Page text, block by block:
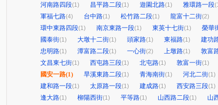
河南路四段(1) 昌平路二段(1) 遊園北路(1) 雅環路一段
軍福七路(4) 台中路(1) 松竹路二段(1) 龍富十二街(2)
環中東路四段(1) 南京東路一段(1) 東英十七街(1)
榮華
國泰街(1) 大墩十二街(1) 頭家路(1) 東福路(1)
建功
忠明路(1) 潭富路二段(1) 一心街(2) 上墩路(1)
敦富
文昌東七街(1) 西屯路三段(1) 北屯路(1) 敦富一街(1)
國安一路(1) 旱溪東路二段(1) 青海南街(1) 河北二街(1)
建和路一段(1) 太原路一段(1) 建成路(1) 西安路三段(1)
逢大路(1) 柳陽西街(1) 平等路(1) 山西路二段(1)
山